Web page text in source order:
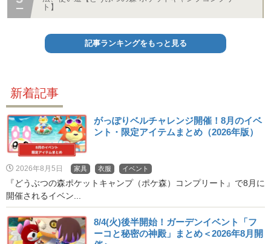
ト】
記事ランキングをもっと見る
新着記事
がっぽりベルチャレンジ開催！8月のイベ
ント・限定アイテムまとめ（2026年版）
2026年8月5日 家具 衣服 イベント
『どうぶつの森ポケットキャンプ（ポケ森）コンプリート』で8月に
開催されるイベン...
8/4(火)後半開始！ガーデンイベント「フ
ーコと秘密の神殿」まとめ＜2026年8月開